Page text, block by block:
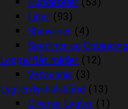
Liner (93)
Showliner (4)
Sporliner og Opbinding
Loppe/flåt midler (12)
Vetocanis (3)
Lygter/lyshalsbånd (13)
Diverse Lygter (1)